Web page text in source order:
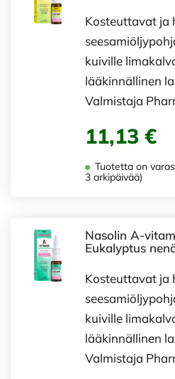
Kosteuttavat ja
kuiville
lääkinnällinen
Valmistaja
11,13 €
Tuotetta on
3 arkipäivää)
Nasolin A-
Eukalyptus
Kosteuttavat ja
kuiville
lääkinnällinen
Valmistaja